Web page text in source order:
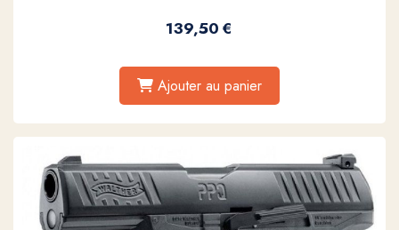
139,50€
Ajouter au panier